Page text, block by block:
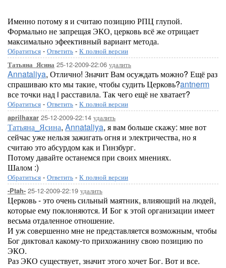
Именно потому я и считаю позицию РПЦ глупой.
Формально не запрещая ЭКО, церковь всё же отрицает
максимально эфеективный вариант метода.
Обратиться - Ответить - К полной версии
Татьяна_Ясина 25-12-2009-22:06 удалить
Annataliya, Отлично! Значит Вам осуждать можно? Ещё раз
спрашиваю кто мы такие, чтобы судить Церковь?antnerm
все точки над i расставила. Так чего ещё не хватает?
Обратиться - Ответить - К полной версии
aprilhaxar 25-12-2009-22:14 удалить
Татьяна_Ясина, Annataliya, я вам больше скажу: мне вот
сейчас уже нельзя зажигать огня и электричества, но я
считаю это абсурдом как и Гинзбург.
Потому давайте останемся при своих мнениях.
Шалом :)
Обратиться - Ответить - К полной версии
-Ptah- 25-12-2009-22:19 удалить
Церковь - это очень сильный маятник, влияющий на людей,
которые ему поклоняются. И Бог к этой организации имеет
весьма отдаленное отношение.
И уж совершенно мне не представляется возможным, чтобы
Бог диктовал какому-то прихожанину свою позицию по
ЭКО.
Раз ЭКО существует, значит этого хочет Бог. Вот и все.